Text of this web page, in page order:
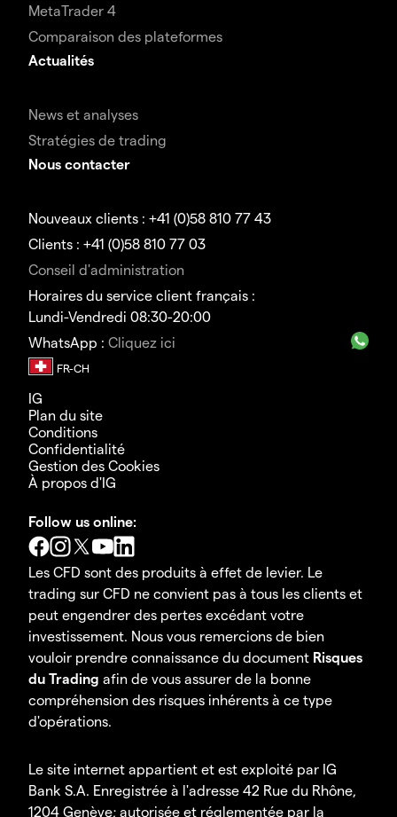
MetaTrader 4
Comparaison des plateformes
Actualités
News et analyses
Stratégies de trading
Nous contacter
Nouveaux clients : +41 (0)58 810 77 43
Clients : +41 (0)58 810 77 03
Conseil d'administration
Horaires du service client français :
Lundi-Vendredi 08:30-20:00
WhatsApp : Cliquez ici
IG
Plan du site
Conditions
Confidentialité
Gestion des Cookies
À propos d'IG
Follow us online:
Les CFD sont des produits à effet de levier. Le
trading sur CFD ne convient pas à tous les clients et
peut engendrer des pertes excédant votre
investissement. Nous vous remercions de bien
vouloir prendre connaissance du document Risques
du Trading afin de vous assurer de la bonne
compréhension des risques inhérents à ce type
d'opérations.
Le site internet appartient et est exploité par IG
Bank S.A. Enregistrée à l'adresse 42 Rue du Rhône,
1204 Genève; autorisée et réglementée par la